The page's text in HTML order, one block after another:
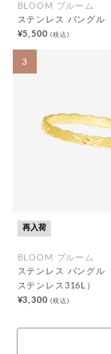
BLOOM ブルーム
ステンレス バングル
¥5,500(税込)
3
再入荷
BLOOM ブルーム
ステンレス バングル
ステンレス316L）
¥3,300(税込)